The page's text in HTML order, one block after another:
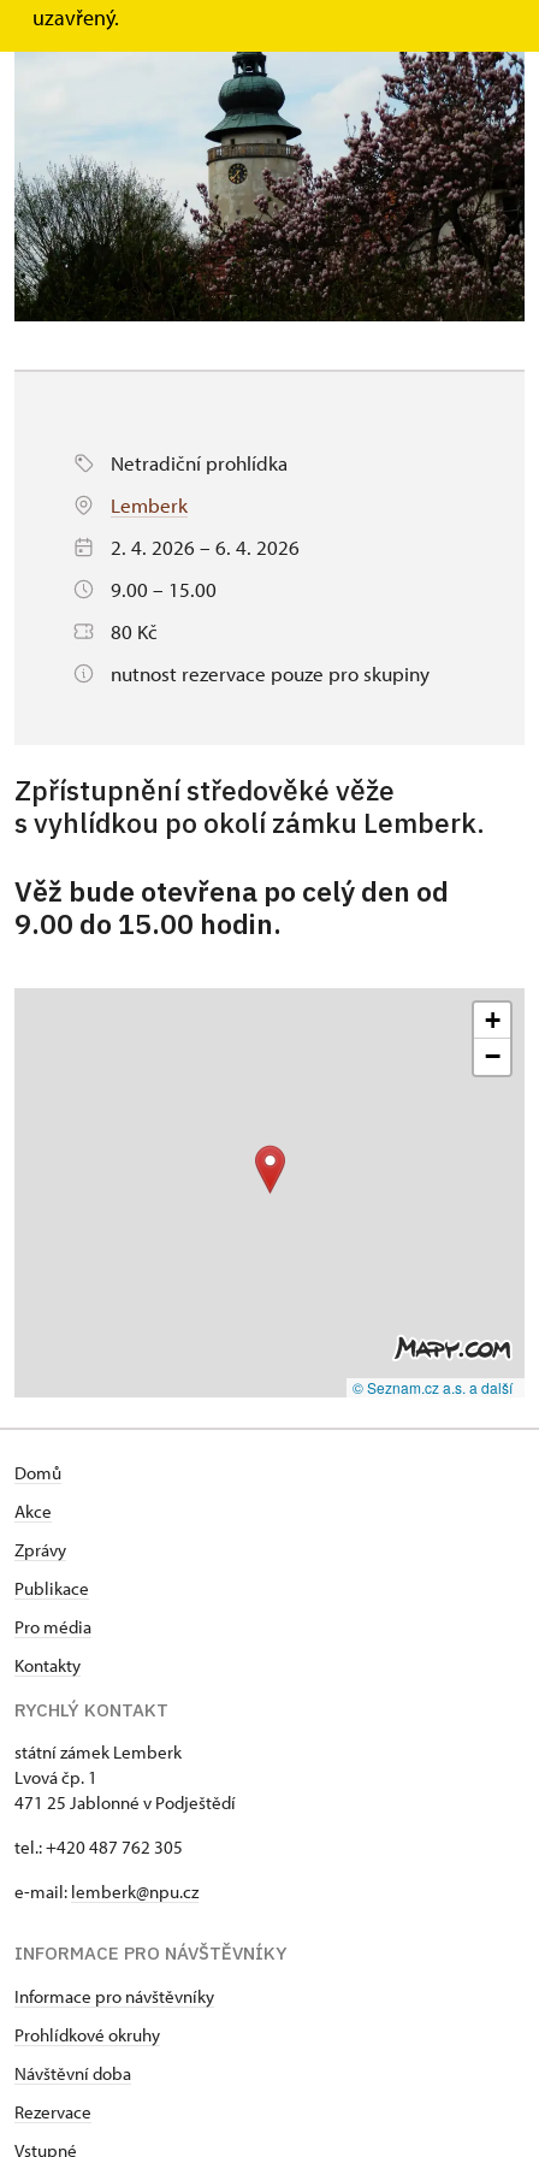
uzavřený.
Netradiční prohlídka
Lemberk
2. 4. 2026 – 6. 4. 2026
9.00 – 15.00
80 Kč
nutnost rezervace pouze pro skupiny
Zpřístupnění středověké věže
s vyhlídkou po okolí zámku Lemberk.
Věž bude otevřena po celý den od
9.00 do 15.00 hodin.
+
−
© Seznam.cz a.s. a další
Domů
Akce
Zprávy
Publikace
Pro média
Kontakty
RYCHLÝ KONTAKT
státní zámek Lemberk
Lvová čp. 1
471 25 Jablonné v Podještědí
tel.: +420 487 762 305
e-mail: lemberk@npu.cz
INFORMACE PRO NÁVŠTĚVNÍKY
Informace pro návštěvníky
Prohlídkové okruhy
Návštěvní doba
Rezervace
Vstupné